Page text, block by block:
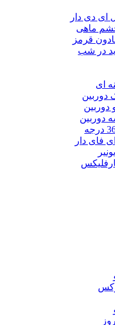
ای دی دار
ماهی
قرمز
در شب
ای
دوربین
دوربین
دوربین
فای دار